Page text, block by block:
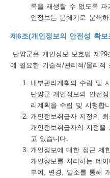
록을 재생할 수 없도록 파
인정보는 분쇄기로 분쇄
제6조(개인정보의 안전성 확보
단양군은 개인정보 보호법 제
에 필요한 기술적/관리적/물리적
내부관리계획의 수립 및
단양군 개인정보의 안전
리계획을 수립 및 시행합
개인정보취급자 지정의
개인정보취급자의 지정
고 있습니다.
개인정보에 대한 접근 제
개인정보를 처리하는 데
부여, 변경, 말소를 통해